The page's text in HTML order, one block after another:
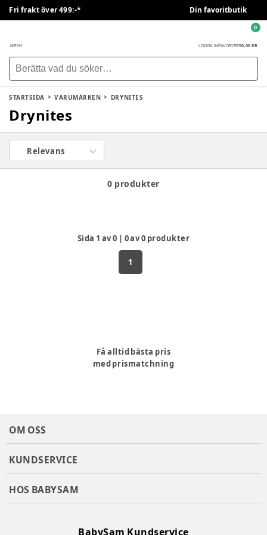
Fri frakt över 499:-* Din favoritbutik
MENY LOGGA IN FAVORITER0,00 KR
0
STARTSIDA VARUMÄRKEN DRYNITES
Drynites
Relevans
0 produkter
Sida 1 av0 | 0av0 produkter
1
Få alltid bästa pris
med prismatchning
OM OSS
KUNDSERVICE
HOS BABYSAM
BabySam Kundservice